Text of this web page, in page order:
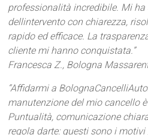
professionalità incredibile. Mi
dellintervento con chiarezza,
rapido ed efficace. La
cliente mi hanno conquistata.”
Francesca Z., Bologna
“Affidarmi a
manutenzione del mio cancello
Puntualità, comunicazione
regola darte: questi sono i